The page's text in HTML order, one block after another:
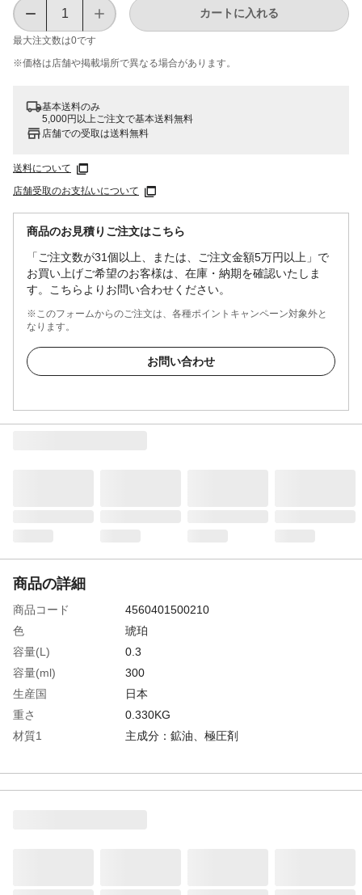
最大注文数は0です
カートに入れる
※価格は​店舗や​掲載場所で​異なる​場合が​あります。
基本送料のみ
5,000円以上ご注文で基本送料無料
店舗での受取は送料無料
送料について
店舗受取のお支払いについて
商品のお見積りご注文はこちら
「ご注文数が31個以上、または、ご注文金額5万円以上」で
お買い上げご希望のお客様は、在庫・納期を確認いたしま
す。こちらよりお問い合わせください。
※このフォームからのご注文は、各種ポイントキャンペーン対象外と
なります。
お問い合わせ
商品の詳細
商品コード
4560401500210
色
琥珀
容量(L)
0.3
容量(ml)
300
生産国
日本
重さ
0.330KG
材質1
主成分：鉱油、極圧剤